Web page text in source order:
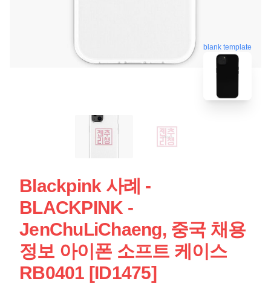
blank template
Blackpink 사례 -
BLACKPINK -
JenChuLiChaeng, 중국 채용
정보 아이폰 소프트 케이스
RB0401 [ID1475]